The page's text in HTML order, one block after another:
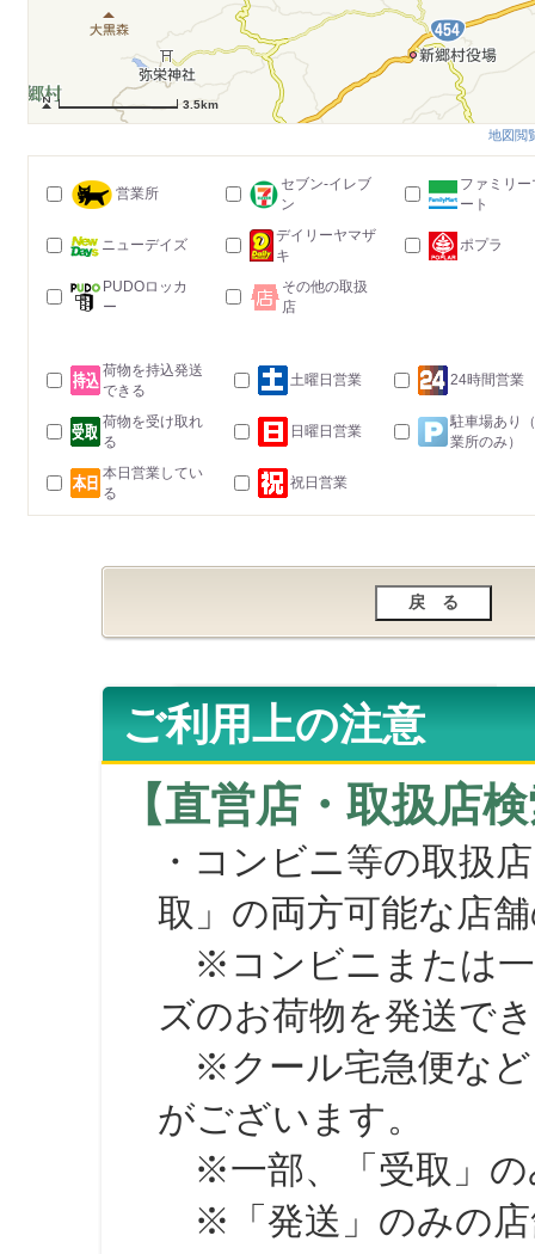
3.5km
地図閲
営業所
セブン-イレブ
ン
ファミリー
ート
ニューデイズ
デイリーヤマザ
キ
ポプラ
PUDOロッカ
ー
その他の取扱
店
荷物を持込発送
できる
土曜日営業 24時間営業
荷物を受け取れ
る
日曜日営業
駐車場あり
業所のみ）
本日営業してい
る
祝日営業
ご利用上の注意
【直営店・取扱店
・コンビニ等の取扱
取」の両方可能な店
※コンビニまたは一
ズのお荷物を発送で
※クール宅急便など
がございます。
※一部、「受取」の
※「発送」のみの店